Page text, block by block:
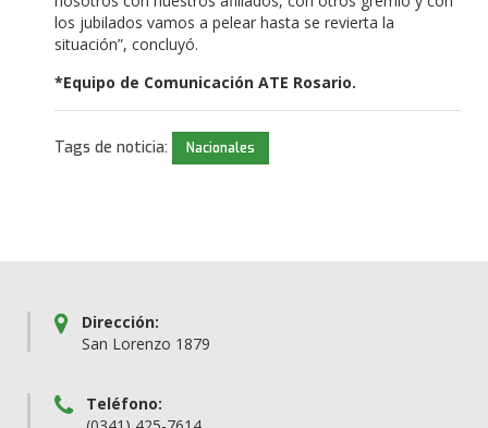
los jubilados vamos a pelear hasta se revierta la
situación”, concluyó.
*Equipo de Comunicación ATE Rosario.
Tags de noticia: Nacionales
Dirección:
San Lorenzo 1879
Teléfono: